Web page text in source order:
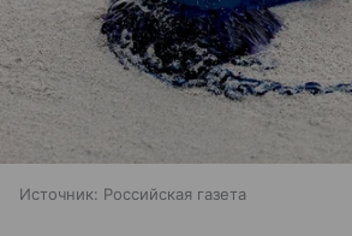
Источник: Российская газета